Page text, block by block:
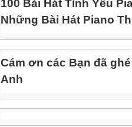
100 Bài Hát Tình Yêu
Những Bài Hát Piano
Cám ơn các Bạn đã
Anh